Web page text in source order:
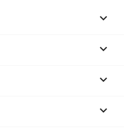



keyboard_arrow_down